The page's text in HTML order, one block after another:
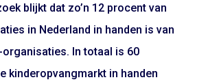
blijkt dat zo’n 12 procent van
in Nederland in handen is van
In totaal is 60
kinderopvangmarkt in handen